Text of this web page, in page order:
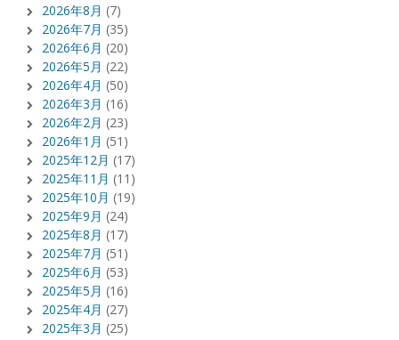
2026年8月 (7)
2026年7月 (35)
2026年6月 (20)
2026年5月 (22)
2026年4月 (50)
2026年3月 (16)
2026年2月 (23)
2026年1月 (51)
2025年12月 (17)
2025年11月 (11)
2025年10月 (19)
2025年9月 (24)
2025年8月 (17)
2025年7月 (51)
2025年6月 (53)
2025年5月 (16)
2025年4月 (27)
2025年3月 (25)